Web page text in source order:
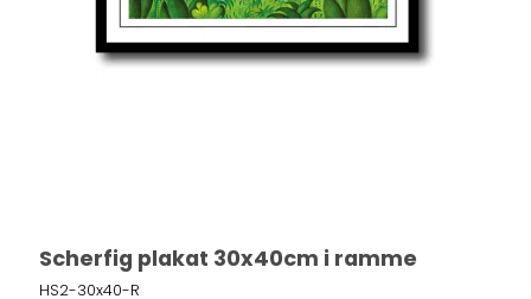
Scherfig plakat 30x40cm i ramme
HS2-30x40-R